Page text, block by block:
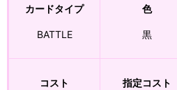
カードタイプ
BATTLE
色
黒
コスト 指定コスト